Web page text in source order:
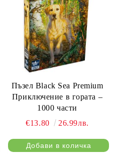
Пъзел Black Sea Premium
Приключение в гората –
1000 части
€13.80
26.99лв.